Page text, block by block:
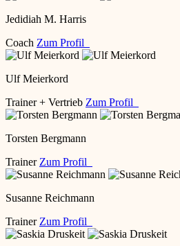
Jedidiah M. Harris
Coach Zum Profil
Ulf Meierkord
Trainer + Vertrieb Zum Profil
Torsten Bergmann
Trainer Zum Profil
Susanne Reichmann
Trainer Zum Profil